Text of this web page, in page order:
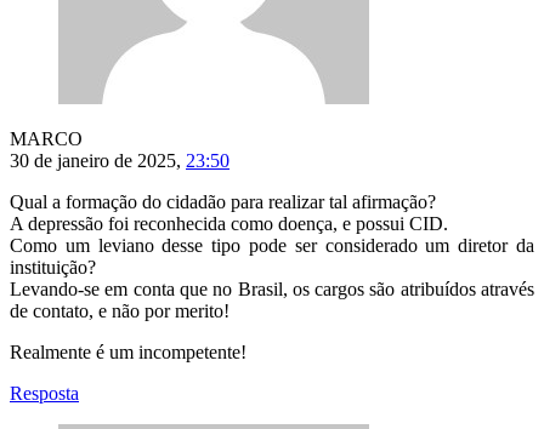
MARCO
30 de janeiro de 2025, 23:50
Qual a formação do cidadão para realizar tal afirmação?
A depressão foi reconhecida como doença, e possui CID.
Como um leviano desse tipo pode ser considerado um diretor da
instituição?
Levando-se em conta que no Brasil, os cargos são atribuídos através
de contato, e não por merito!
Realmente é um incompetente!
Resposta